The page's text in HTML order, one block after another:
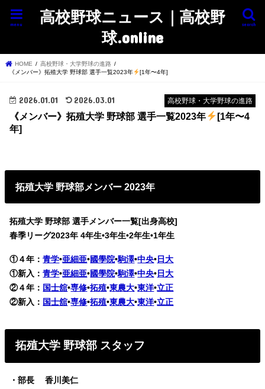
高校野球ニュース｜高校野
球.online
search
menu
HOME
高校野球・大学野球の進路
《メンバー》拓殖大学 野球部 選手一覧2023年
[1年〜4年]
高校野球・大学野球の進路
2026.01.01 2026.03.01
《メンバー》拓殖大学 野球部 選手一覧2023年
[1年〜4
年]
拓殖大学 野球部メンバー 2023年
拓殖大学 野球部 選手メンバー一覧[出身高校]
春季リーグ2023年4年生•3年生•2年生•1年生
①４年：青学•亜細亜•國學院•駒澤•中央•日大
①新入：青学•亜細亜•國學院•駒澤•中央•日大
②４年： 国士舘•専修•拓殖•東農大•東洋•立正
②新入： 国士舘•専修•拓殖•東農大•東洋•立正
拓殖大学 野球部 スタッフ
・部長 香川美仁